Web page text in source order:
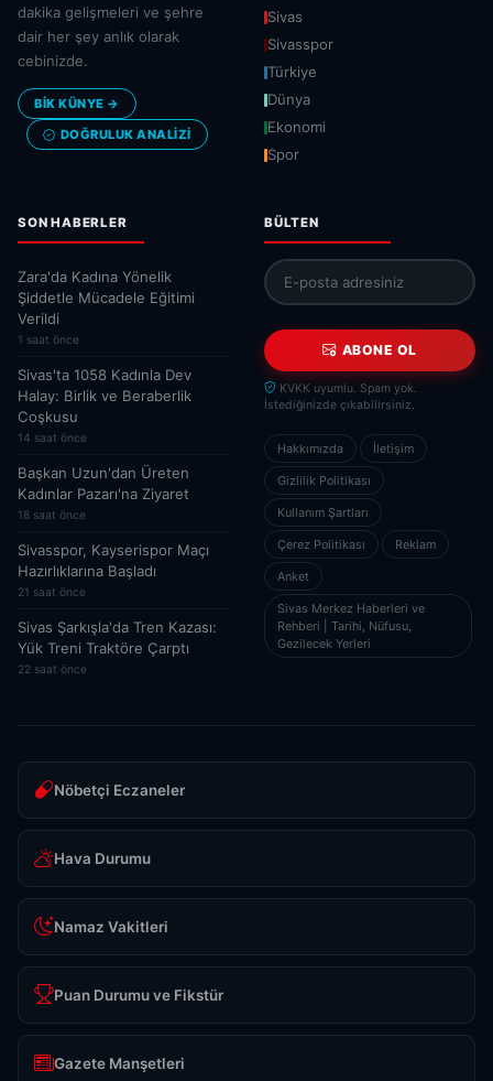
dakika gelişmeleri ve şehre
dair her şey anlık olarak
cebinizde.
BİK KÜNYE →
DOĞRULUK ANALIZI
Sivas
Sivasspor
Türkiye
Dünya
Ekonomi
Spor
SON HABERLER
Zara'da Kadına Yönelik
Şiddetle Mücadele Eğitimi
Verildi
1 saat önce
Sivas'ta 1058 Kadınla Dev
Halay: Birlik ve Beraberlik
Coşkusu
14 saat önce
Başkan Uzun'dan Üreten
Kadınlar Pazarı'na Ziyaret
18 saat önce
Sivasspor, Kayserispor Maçı
Hazırlıklarına Başladı
21 saat önce
Sivas Şarkışla'da Tren Kazası:
Yük Treni Traktöre Çarptı
22 saat önce
BÜLTEN
ABONE OL
KVKK uyumlu. Spam yok.
İstediğinizde çıkabilirsiniz.
Hakkımızda İletişim
Gizlilik Politikası
Kullanım Şartları
Çerez Politikası Reklam
Anket
Sivas Merkez Haberleri ve
Rehberi | Tarihi, Nüfusu,
Gezilecek Yerleri
Nöbetçi Eczaneler
Hava Durumu
Namaz Vakitleri
Puan Durumu ve Fikstür
Gazete Manşetleri